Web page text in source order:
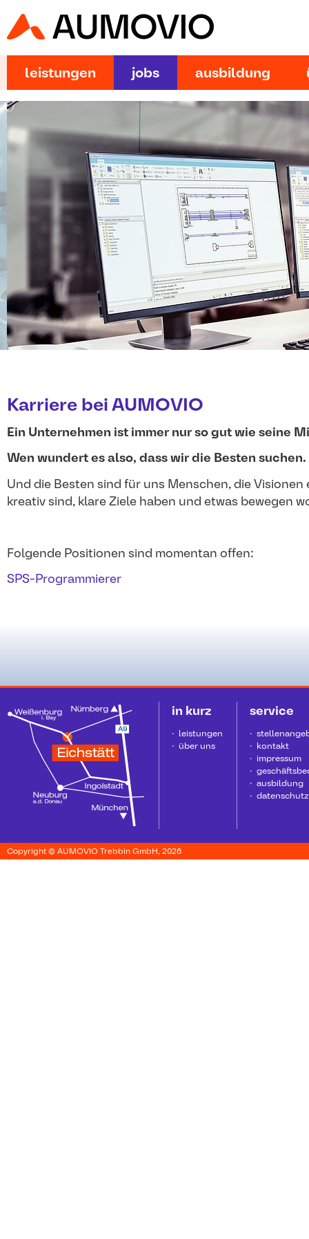
leistungen jobs ausbildung
Karriere bei AUMOVIO
Ein Unternehmen ist immer nur so gut wie seine
Wen wundert es also, dass wir die Besten suchen.
Und die Besten sind für uns Menschen, die
kreativ sind, klare Ziele haben und etwas bewegen
Folgende Positionen sind momentan offen:
SPS-Programmierer
in kurz
leistungen
über uns
service
kontakt
impressum
ausbildung
Copyright © AUMOVIO Trebbin GmbH, 2026